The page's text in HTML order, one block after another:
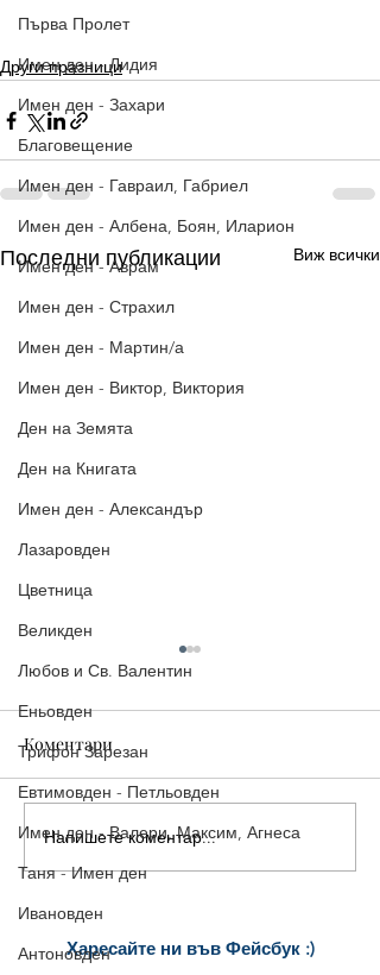
Първа Пролет
Имен ден - Лидия
Имен ден - Захари
Благовещение
Имен ден - Гавраил, Габриел
Имен ден - Албена, Боян, Иларион
Имен ден - Аврам
Имен ден - Страхил
Имен ден - Мартин/а
Имен ден - Виктор, Виктория
Ден на Земята
Ден на Книгата
Имен ден - Александър
Лазаровден
Цветница
Великден
Любов и Св. Валентин
Еньовден
Трифон Зарезан
Евтимовден - Петльовден
Имен ден - Валери, Максим, Агнеса
Таня - Имен ден
Ивановден
Антоновден
Други празници
Последни публикации Виж всички
16-ти ноември - Матей,
Матея
Коментари
Напишете коментар...
Харесайте ни във Фейсбук :)